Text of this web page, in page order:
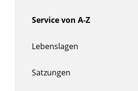
Service von A-Z
Lebenslagen
Satzungen